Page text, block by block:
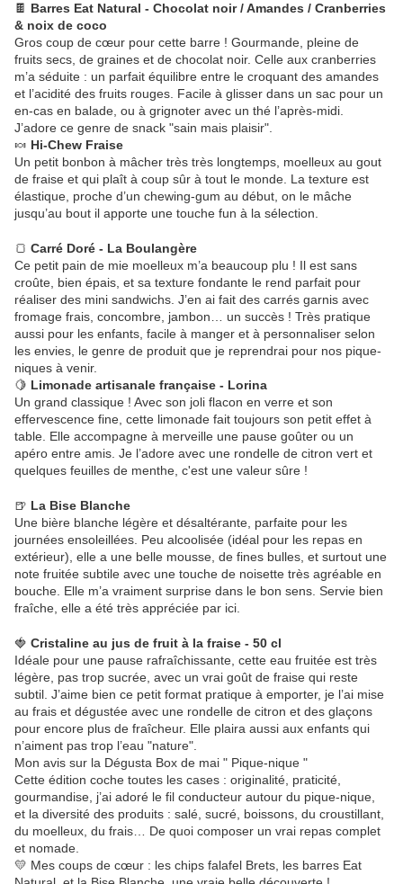
🍫 Barres Eat Natural - Chocolat noir / Amandes / Cranberries
& noix de coco
Gros coup de cœur pour cette barre ! Gourmande, pleine de
fruits secs, de graines et de chocolat noir. Celle aux cranberries
m’a séduite : un parfait équilibre entre le croquant des amandes
et l’acidité des fruits rouges. Facile à glisser dans un sac pour un
en-cas en balade, ou à grignoter avec un thé l’après-midi.
J’adore ce genre de snack "sain mais plaisir".
🍬 Hi-Chew Fraise
Un petit bonbon à mâcher très très longtemps, moelleux au gout
de fraise et qui plaît à coup sûr à tout le monde. La texture est
élastique, proche d’un chewing-gum au début, on le mâche
jusqu’au bout il apporte une touche fun à la sélection.
🍞 Carré Doré - La Boulangère
Ce petit pain de mie moelleux m’a beaucoup plu ! Il est sans
croûte, bien épais, et sa texture fondante le rend parfait pour
réaliser des mini sandwichs. J’en ai fait des carrés garnis avec
fromage frais, concombre, jambon… un succès ! Très pratique
aussi pour les enfants, facile à manger et à personnaliser selon
les envies, le genre de produit que je reprendrai pour nos pique-
niques à venir.
🍋 Limonade artisanale française - Lorina
Un grand classique ! Avec son joli flacon en verre et son
effervescence fine, cette limonade fait toujours son petit effet à
table. Elle accompagne à merveille une pause goûter ou un
apéro entre amis. Je l’adore avec une rondelle de citron vert et
quelques feuilles de menthe, c'est une valeur sûre !
🍺 La Bise Blanche
Une bière blanche légère et désaltérante, parfaite pour les
journées ensoleillées. Peu alcoolisée (idéal pour les repas en
extérieur), elle a une belle mousse, de fines bulles, et surtout une
note fruitée subtile avec une touche de noisette très agréable en
bouche. Elle m’a vraiment surprise dans le bon sens. Servie bien
fraîche, elle a été très appréciée par ici.
🍓 Cristaline au jus de fruit à la fraise - 50 cl
Idéale pour une pause rafraîchissante, cette eau fruitée est très
légère, pas trop sucrée, avec un vrai goût de fraise qui reste
subtil. J’aime bien ce petit format pratique à emporter, je l’ai mise
au frais et dégustée avec une rondelle de citron et des glaçons
pour encore plus de fraîcheur. Elle plaira aussi aux enfants qui
n’aiment pas trop l’eau "nature".
Mon avis sur la Dégusta Box de mai " Pique-nique "
Cette édition coche toutes les cases : originalité, praticité,
gourmandise, j’ai adoré le fil conducteur autour du pique-nique,
et la diversité des produits : salé, sucré, boissons, du croustillant,
du moelleux, du frais… De quoi composer un vrai repas complet
et nomade.
💛 Mes coups de cœur : les chips falafel Brets, les barres Eat